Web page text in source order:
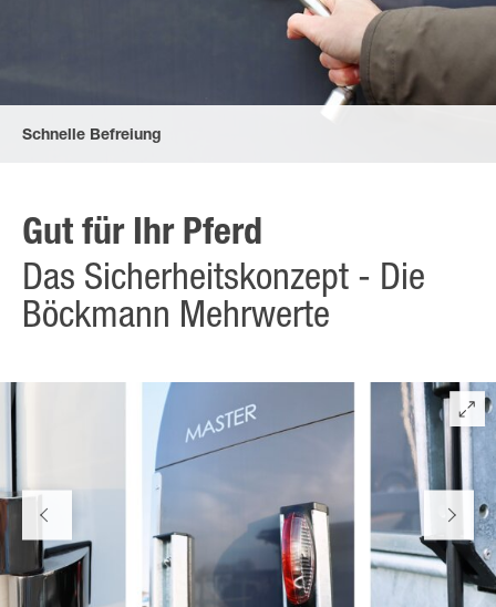
Schnelle Befreiung
Radschlüssel ist ein Teil der Serienausstattung.
Gut für Ihr Pferd
Das Sicherheitskonzept - Die
Böckmann Mehrwerte